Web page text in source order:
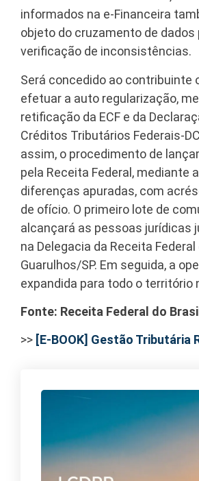
informados na e-Financeira
objeto do cruzamento de dados
verificação de inconsistências.
Será concedido ao contribuinte
efetuar a auto regularização,
retificação da ECF e da
Créditos Tributários Federais-
assim, o procedimento de
pela Receita Federal, mediante
diferenças apuradas, com
de ofício. O primeiro lote de
alcançará as pessoas jurídicas
na Delegacia da Receita Federal
Guarulhos/SP. Em seguida, a
expandida para todo o território
Fonte: Receita Federal do Brasil
>> [E-BOOK] Gestão Tributária